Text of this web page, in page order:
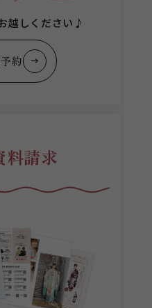
越しください♪
約
料請求